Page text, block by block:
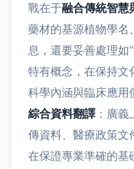
戰在于融合傳統智慧
藥材的基源植物學名
息，還要妥善處理如
特有概念，在保持文
科學內涵與臨床應用
綜合資料翻譯 ：廣
傳資料、醫療政策文
在保證專業準確的基